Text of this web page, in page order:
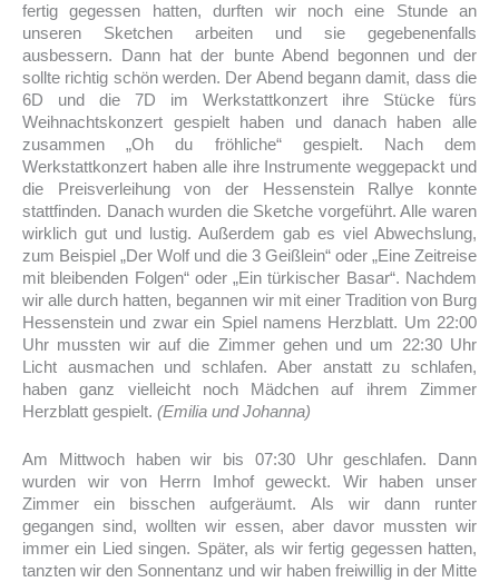
fertig gegessen hatten, durften wir noch eine Stunde an
unseren Sketchen arbeiten und sie gegebenenfalls
ausbessern. Dann hat der bunte Abend begonnen und der
sollte richtig schön werden. Der Abend begann damit, dass die
6D und die 7D im Werkstattkonzert ihre Stücke fürs
Weihnachtskonzert gespielt haben und danach haben alle
zusammen „Oh du fröhliche“ gespielt. Nach dem
Werkstattkonzert haben alle ihre Instrumente weggepackt und
die Preisverleihung von der Hessenstein Rallye konnte
stattfinden. Danach wurden die Sketche vorgeführt. Alle waren
wirklich gut und lustig. Außerdem gab es viel Abwechslung,
zum Beispiel „Der Wolf und die 3 Geißlein“ oder „Eine Zeitreise
mit bleibenden Folgen“ oder „Ein türkischer Basar“. Nachdem
wir alle durch hatten, begannen wir mit einer Tradition von Burg
Hessenstein und zwar ein Spiel namens Herzblatt. Um 22:00
Uhr mussten wir auf die Zimmer gehen und um 22:30 Uhr
Licht ausmachen und schlafen. Aber anstatt zu schlafen,
haben ganz vielleicht noch Mädchen auf ihrem Zimmer
Herzblatt gespielt. (Emilia und Johanna)
Am Mittwoch haben wir bis 07:30 Uhr geschlafen. Dann
wurden wir von Herrn Imhof geweckt. Wir haben unser
Zimmer ein bisschen aufgeräumt. Als wir dann runter
gegangen sind, wollten wir essen, aber davor mussten wir
immer ein Lied singen. Später, als wir fertig gegessen hatten,
tanzten wir den Sonnentanz und wir haben freiwillig in der Mitte